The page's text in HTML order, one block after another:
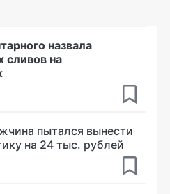
назвала
сливов на
пытался вынести
на 24 тыс. рублей